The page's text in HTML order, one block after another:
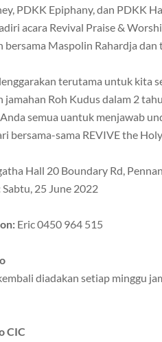
PDKK Epiphany, dan PDKK
acara Revival Praise &
bersama Maspolin Rahardja
terutama untuk kita
jamahan Roh Kudus dalam 2
semua uantuk menjawab
bersama-sama REVIVE the
Hall 20 Boundary Rd,
Sabtu, 25 June 2022
Eric 0450 964 515
diadakan setiap minggu
CIC